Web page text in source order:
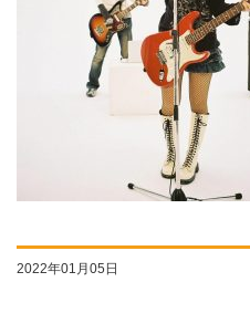
2022年01月05日